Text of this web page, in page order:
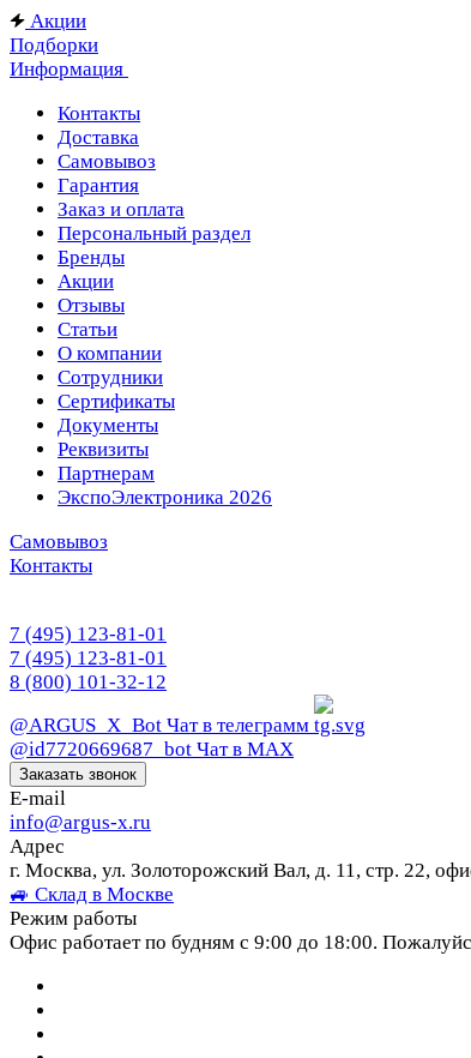
Акции
Подборки
Информация
Контакты
Доставка
Самовывоз
Гарантия
Заказ и оплата
Персональный раздел
Бренды
Акции
Отзывы
Статьи
О компании
Сотрудники
Сертификаты
Документы
Реквизиты
Партнерам
ЭкспоЭлектроника 2026
Самовывоз
Контакты
7 (495) 123-81-01
7 (495) 123-81-01
8 (800) 101-32-12
@ARGUS_X_Bot Чат в телеграмм
@id7720669687_bot Чат в МАХ
Заказать звонок
E-mail
info@argus-x.ru
Адрес
г. Москва, ул. Золоторожский Вал, д. 11, стр. 22,
🚙 Склад в Москве
Режим работы
Офис работает по будням с 9:00 до 18:00.